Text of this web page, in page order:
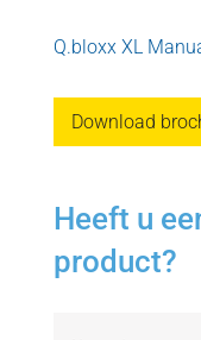
Q.bloxx XL
Download
Heeft u
product?